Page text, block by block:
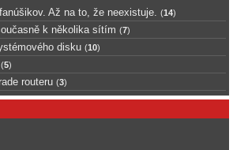
Až na to, že neexistuje. (14)
k několika sítím (7)
disku (10)
(5)
routeru (3)